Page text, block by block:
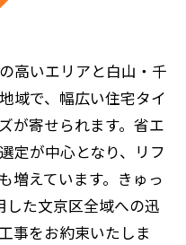
高いエリアと白山・千
域で、幅広い住宅タイ
が寄せられます。省エ
定が中心となり、リフ
増えています。きゅっ
した文京区全域への迅
事をお約束いたしま